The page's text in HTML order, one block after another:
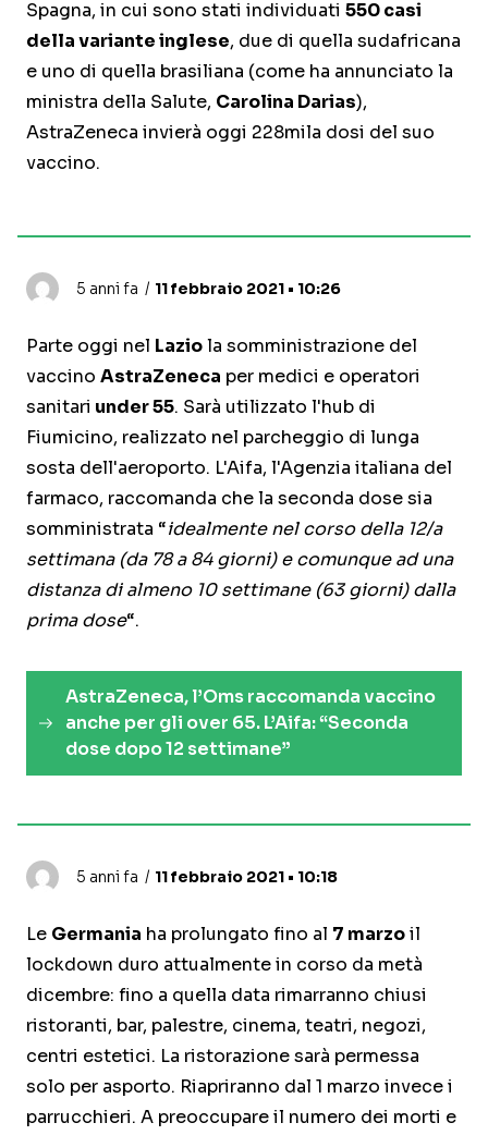
Spagna, in cui sono stati individuati 550 casi
della variante inglese, due di quella sudafricana
e uno di quella brasiliana (come ha annunciato la
ministra della Salute, Carolina Darias),
AstraZeneca invierà oggi 228mila dosi del suo
vaccino.
5 anni fa 11 febbraio 2021 • 10:26
Parte oggi nel Laziola somministrazione del
vaccino AstraZeneca per medici e operatori
sanitari under 55. Sarà utilizzato l'hub di
Fiumicino, realizzato nel parcheggio di lunga
sosta dell'aeroporto. L'Aifa, l'Agenzia italiana del
farmaco, raccomanda che la seconda dose sia
somministrata “idealmente nel corso della 12/a
settimana (da 78 a 84 giorni) e comunque ad una
distanza di almeno 10 settimane (63 giorni) dalla
prima dose“.
AstraZeneca, l’Oms raccomanda vaccino
anche per gli over 65. L’Aifa: “Seconda
dose dopo 12 settimane”
5 anni fa 11 febbraio 2021 • 10:18
Le Germania ha prolungato fino al 7 marzoil
lockdown duro attualmente in corso da metà
dicembre: fino a quella data rimarranno chiusi
ristoranti, bar, palestre, cinema, teatri, negozi,
centri estetici. La ristorazione sarà permessa
solo per asporto. Riapriranno dal 1 marzo invece i
parrucchieri. A preoccupare il numero dei morti e